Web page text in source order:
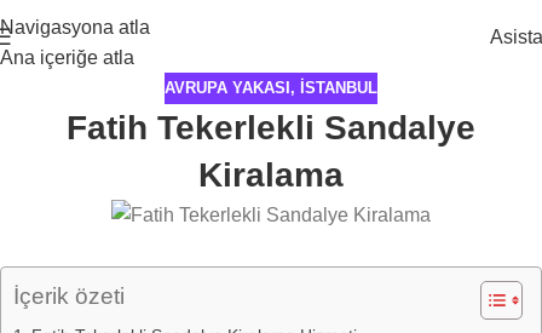
Navigasyona atla
Ana içeriğe atla
AVRUPA YAKASI , İSTANBUL
Fatih Tekerlekli Sandalye
Kiralama
İçerik özeti